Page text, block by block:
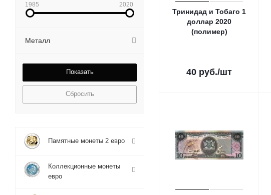
Тринидад и Тобаго 1
доллар 2020
(полимер)
40 руб./шт
1985 2020
Металл
Сбросить
Памятные монеты 2 евро
Коллекционные монеты
евро